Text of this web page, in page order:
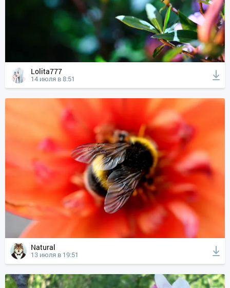
Lolita777
14 июля в 8:51
Natural
13 июля в 19:51